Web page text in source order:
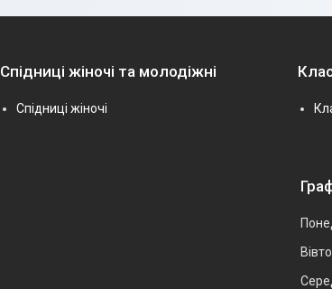
Спідниці жіночі та молодіжні
Спідниці жіночі